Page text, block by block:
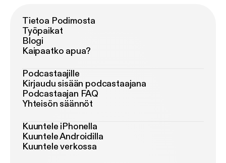
Tietoa Podimosta
Työpaikat
Blogi
Kaipaatko apua?
Podcastaajille
Kirjaudu sisään podcastaajana
Podcastaajan FAQ
Yhteisön säännöt
Kuuntele iPhonella
Kuuntele Androidilla
Kuuntele verkossa